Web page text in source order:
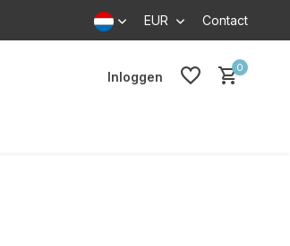
EUR Contact
Inloggen
0